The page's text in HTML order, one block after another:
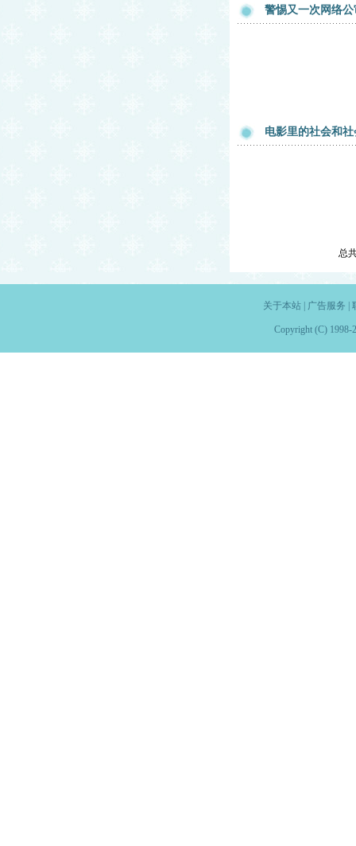
警惕又一次网络
电影里的社会和
总
关于本站| 广告服务
Copyright (C) 1998-